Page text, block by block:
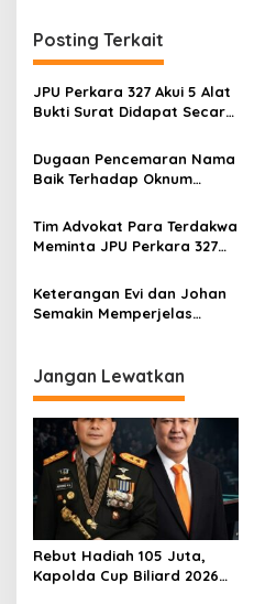
Posting Terkait
JPU Perkara 327 Akui 5 Alat
Bukti Surat Didapat Secara
Dugaan Pencemaran Nama
Baik Terhadap Oknum
Ternyata Ini Pemicunya
Tim Advokat Para Terdakwa
Meminta JPU Perkara 327
Materi Tuntutan
Keterangan Evi dan Johan
Semakin Memperjelas
Jangan Lewatkan
Rebut Hadiah 105 Juta,
Kapolda Cup Biliard 2026